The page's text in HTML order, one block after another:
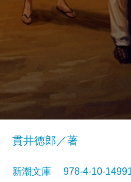
貫井徳郎／著
新潮文庫 978-4-10-